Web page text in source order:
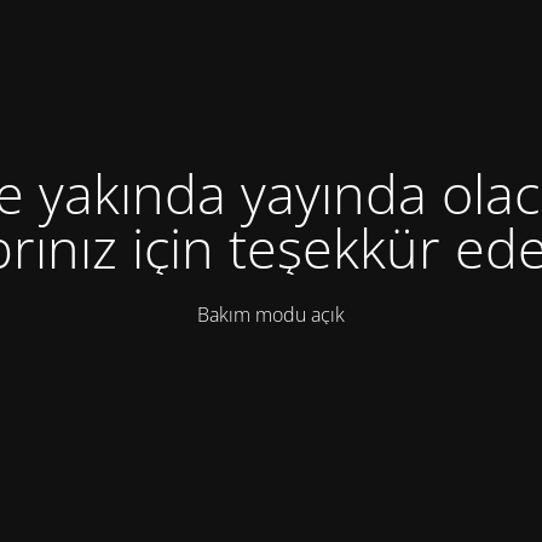
yakında yayında
için teşekkür
Bakım modu açık